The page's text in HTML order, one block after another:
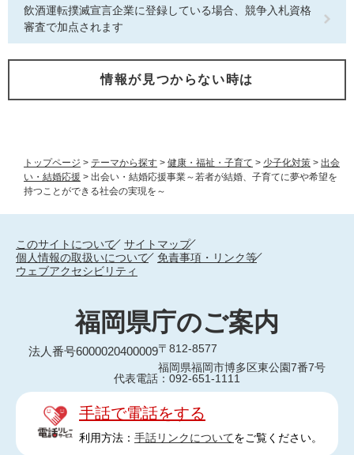
トップページ > テーマから探す > 健康・福祉・子育て > 少子化対策 > 出会
い・結婚応援 > 出会い・結婚応援事業～若者が結婚、子育てに夢や希望を
持つことができる社会の実現を～
飲酒運転撲滅宣言企業に登録している場合、競争入札資格
審査で加点されます
情報が見つからない時は
このサイトについて
サイトマップ
個人情報の取扱いについて
免責事項・リンク等
ウェブアクセシビリティ
福岡県庁のご案内
法人番号6000020400009〒812-8577
福岡県福岡市博多区東公園7番7号
代表電話：092-651-1111
手話で電話をする
利用方法： 手話リンクについてをご覧ください。